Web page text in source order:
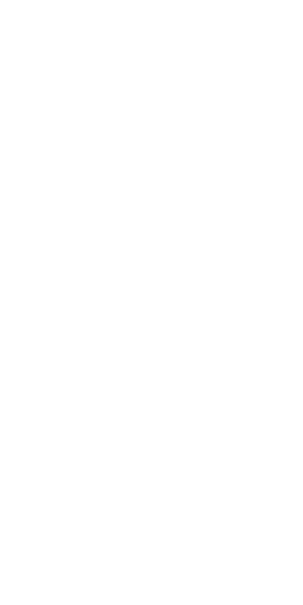
Estos son los
Primera
cuatro equipos
La tercera categoría del fútbol
dividido a los equipos que
dividiendo en dos partes el